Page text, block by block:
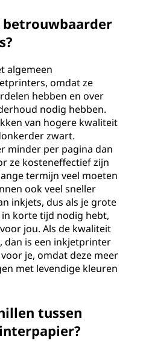
algemeen
omdat ze
hebben en over
nodig hebben.
van hogere kwaliteit
zwart.
minder per pagina dan
ze kosteneffectief zijn
termijn veel moeten
ook veel sneller
inkjets, dus als je grote
korte tijd nodig hebt,
jou. Als de kwaliteit
dan is een inkjetprinter
je, omdat deze meer
met levendige kleuren
tussen